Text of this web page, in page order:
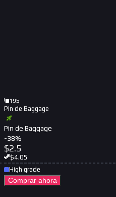
195
Pin de Baggage
Pin de Baggage
-38%
$2.5
$4.05
High grade
Comprar ahora